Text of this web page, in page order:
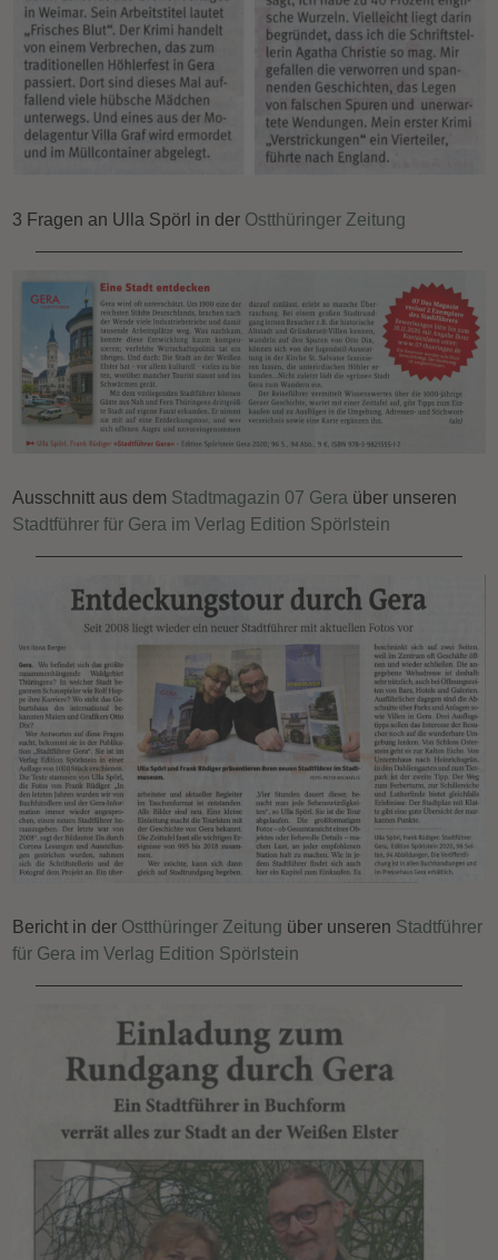
3 Fragen an Ulla Spörl in der Ostthüringer Zeitung
Ausschnitt aus dem Stadtmagazin 07 Gera über unseren
Stadtführer für Gera im Verlag Edition Spörlstein
Bericht in der Ostthüringer Zeitung über unseren Stadtführer
für Gera im Verlag Edition Spörlstein